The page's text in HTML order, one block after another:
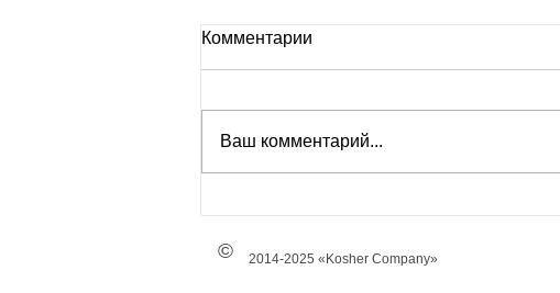
Брынза и с чем ее едят
Комментарии
Ваш комментарий...
2014-2025 «Kosher Company»
©